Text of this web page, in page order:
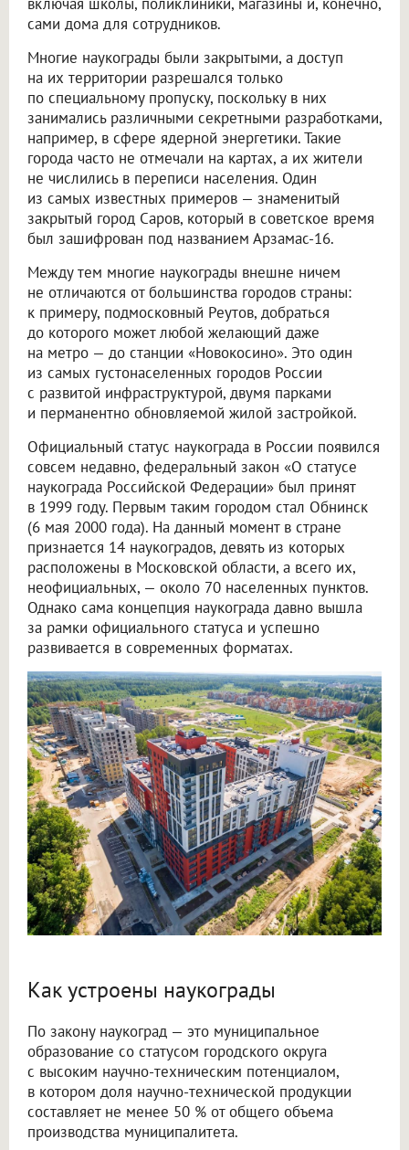
сами дома для сотрудников.
Многие наукограды были закрытыми, а доступ
на их территории разрешался только
по специальному пропуску, поскольку в них
занимались различными секретными разработками,
например, в сфере ядерной энергетики. Такие
города часто не отмечали на картах, а их жители
не числились в переписи населения. Один
из самых известных примеров — знаменитый
закрытый город Саров, который в советское время
был зашифрован под названием Арзамас-16.
Между тем многие наукограды внешне ничем
не отличаются от большинства городов страны:
к примеру, подмосковный Реутов, добраться
до которого может любой желающий даже
на метро — до станции «Новокосино». Это один
из самых густонаселенных городов России
с развитой инфраструктурой, двумя парками
и перманентно обновляемой жилой застройкой.
Официальный статус наукограда в России появился
совсем недавно, федеральный закон «О статусе
наукограда Российской Федерации» был принят
в 1999 году. Первым таким городом стал Обнинск
(6 мая 2000 года). На данный момент в стране
признается 14 наукоградов, девять из которых
расположены в Московской области, а всего их,
неофициальных, — около 70 населенных пунктов.
Однако сама концепция наукограда давно вышла
за рамки официального статуса и успешно
развивается в современных форматах.
Как устроены наукограды
По закону наукоград — это муниципальное
образование со статусом городского округа
с высоким научно-техническим потенциалом,
в котором доля научно-технической продукции
составляет не менее 50 % от общего объема
производства муниципалитета.